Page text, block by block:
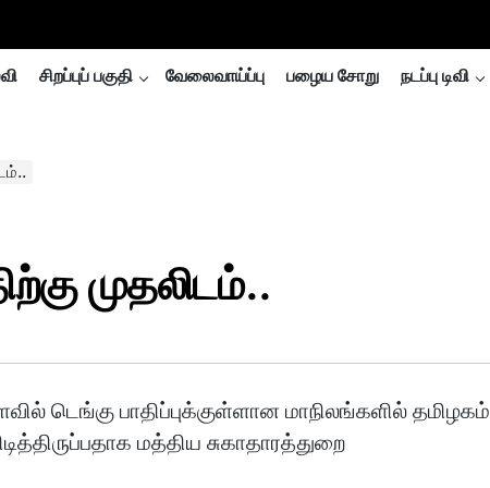
சிறப்புப் பகுதி வேலைவாய்ப்பு பழைய சோறு நடப்பு டிவி
முதலிடம்..
டெங்கு பாதிப்புக்குள்ளான மாநிலங்களில் தமிழகம்
மத்திய சுகாதாரத்துறை